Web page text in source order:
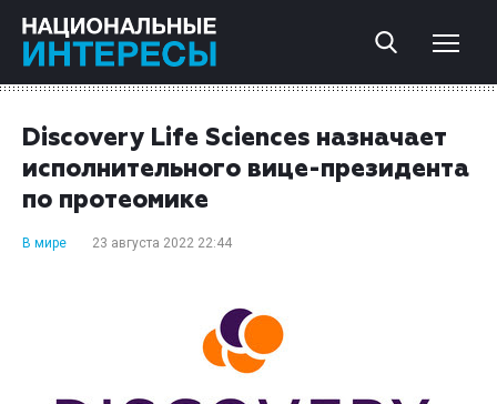
Discovery Life Sciences назначает
исполнительного вице-президента
по протеомике
В мире 23 августа 2022 22:44